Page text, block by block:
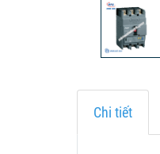
Chi tiết